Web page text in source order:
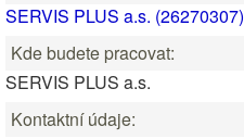
SERVIS PLUS a.s. (26270307)
Kde budete pracovat:
SERVIS PLUS a.s.
Kontaktní údaje: